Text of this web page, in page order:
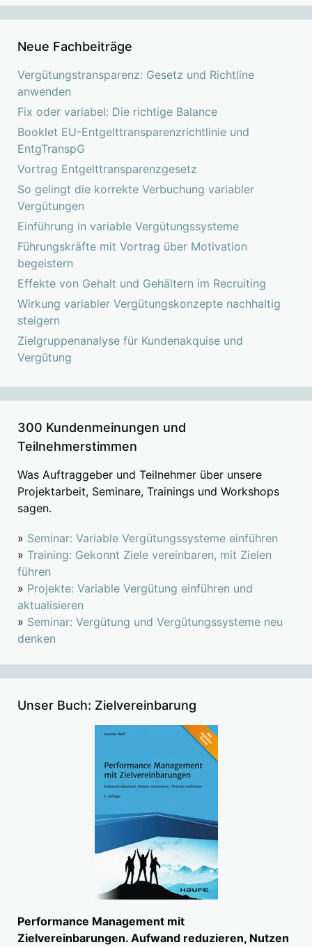
Neue Fachbeiträge
Vergütungstransparenz: Gesetz und Richtline
anwenden
Fix oder variabel: Die richtige Balance
Booklet EU-Entgelttransparenzrichtlinie und
EntgTranspG
Vortrag Entgelttransparenzgesetz
So gelingt die korrekte Verbuchung variabler
Vergütungen
Einführung in variable Vergütungssysteme
Führungskräfte mit Vortrag über Motivation
begeistern
Effekte von Gehalt und Gehältern im Recruiting
Wirkung variabler Vergütungskonzepte nachhaltig
steigern
Zielgruppenanalyse für Kundenakquise und
Vergütung
300 Kundenmeinungen und
Teilnehmerstimmen
Was Auftraggeber und Teilnehmer über unsere
Projektarbeit, Seminare, Trainings und Workshops
sagen.
» Seminar: Variable Vergütungssysteme einführen
» Training: Gekonnt Ziele vereinbaren, mit Zielen
führen
» Projekte: Variable Vergütung einführen und
aktualisieren
» Seminar: Vergütung und Vergütungssysteme neu
denken
Unser Buch: Zielvereinbarung
Performance Management mit
Zielvereinbarungen. Aufwand reduzieren, Nutzen